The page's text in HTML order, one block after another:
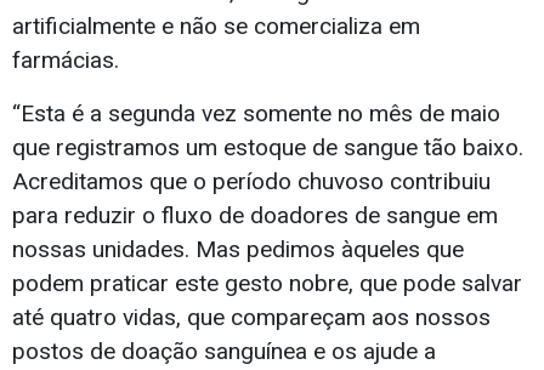
artificialmente e não se comercializa em
farmácias.
“Esta é a segunda vez somente no mês de maio
que registramos um estoque de sangue tão baixo.
Acreditamos que o período chuvoso contribuiu
para reduzir o fluxo de doadores de sangue em
nossas unidades. Mas pedimos àqueles que
podem praticar este gesto nobre, que pode salvar
até quatro vidas, que compareçam aos nossos
postos de doação sanguínea e os ajude a